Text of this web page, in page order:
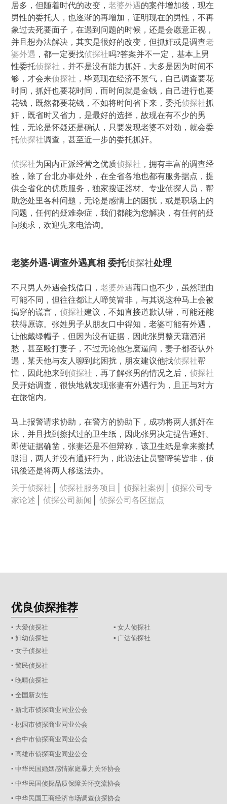
居多，但随着时代的改变，老婆外遇的案件增加後，现在
男性的委托人，也逐渐的再增加，证明现在的男性，不再
象过去死要面子，在遇到问题的时候，还是会愿意正视，
并且想办法解决，其实是很好的改变，但抓奸或是调查老
婆外遇 ，都一定要找侦探社吗?答案并不一定，基本上男
性委托侦探社 ，并不是没有能力抓奸，大多是因为时间不
够，才会来侦探社 ，毕竟现在经济不景气，自己调查要花
时间，抓奸也要花时间，而时间就是金钱，自己进行也要
花钱，既然都要花钱，不如将时间省下来，委托侦探社抓
奸，既省时又省力，是最好的选择，故现在有不少的男
性，无论是怀疑还是确认，只要发现老婆不对劲，就会委
托侦探社调查，甚至近一步的委托抓奸。
侦探社为国内正派经营之优质侦探社 ，拥有丰富的调查经
验，除了台北办事处外，在全省各地也都有服务据点，提
供全省化的优质服务，独家搜证器材、专业侦探人员，帮
助您处里各种问题，无论是感情上的困扰，或是职场上的
问题，任何的疑难杂症，我们都能为您解决，有任何的疑
问须求，欢迎先来电洽询。
老婆外遇-调查外遇真相 委托侦探社处理
不只男人外遇会找借口，老婆外遇藉口也不少，虽然理由
可能不同，但往往都让人啼笑皆非，与其说这种马上会被
揭穿的谎言，侦探社建议，不如直接道歉认错，可能还能
获得原谅。张姓男子从朋友口中得知，老婆可能有外遇，
让他戴绿帽子，但因为没有证据，因此张男整天藉酒消
愁，甚至殴打妻子，不过无论他怎麽逼问，妻子都否认外
遇，某天他与友人聊到此困扰，朋友建议他找侦探社帮
忙，因此他来到侦探社 ，再了解张男的情况之后，侦探社
员开始调查，很快地就发现张妻有外遇行为，且正与对方
在旅馆内。
马上报警请求协助，在警方的协助下，成功将两人抓奸在
床，并且找到擦拭过的卫生纸，因此张男决定提告通奸。
即使证据确凿，张妻还是不但辩称，该卫生纸是拿来擦拭
眼泪，两人并没有通奸行为，此说法让员警啼笑皆非，侦
讯後还是将两人移送法办。
关于侦探社 │侦探社服务项目 │侦探社案例 │侦探公司专
家论述 │侦探公司新闻 │侦探公司各区据点
优良侦探推荐
▪ 大爱侦探社
▪ 女人侦探社
▪ 妇幼侦探社
▪ 广达侦探社
▪ 女子侦探社
▪ 警民侦探社
▪ 晚晴侦探社
▪ 全国新女性
▪ 新北市侦探商业同业公会
▪ 桃园市侦探商业同业公会
▪ 台中市侦探商业同业公会
▪ 高雄市侦探商业同业公会
▪ 中华民国婚姻感情家庭暴力关怀协会
▪ 中华民国侦探品质保障关怀交流协会
▪ 中华民国工商经济市场调查侦探协会